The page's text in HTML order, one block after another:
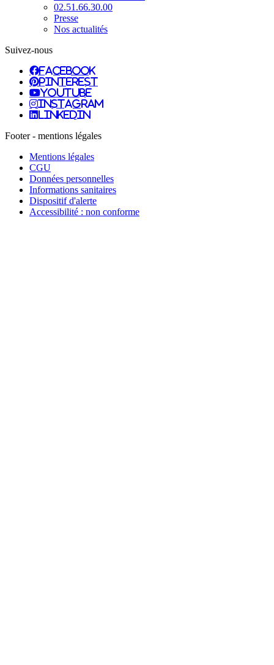
02.51.66.30.00
Presse
Nos actualités
Suivez-nous
facebook
pinterest
youtube
instagram
linkedin
Footer - mentions légales
Mentions légales
CGU
Données personnelles
Informations sanitaires
Dispositif d'alerte
Accessibilité : non conforme